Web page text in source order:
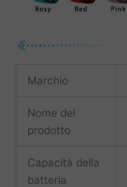
Marchio
Nome del
prodotto
Capacità della
batteria